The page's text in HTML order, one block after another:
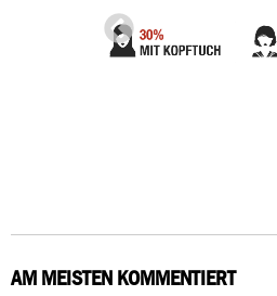
AM MEISTEN KOMMENTIERT